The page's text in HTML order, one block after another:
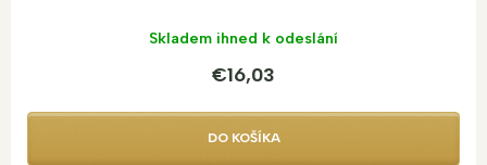
Skladem ihned k odeslání
€16,03
DO KOŠÍKA